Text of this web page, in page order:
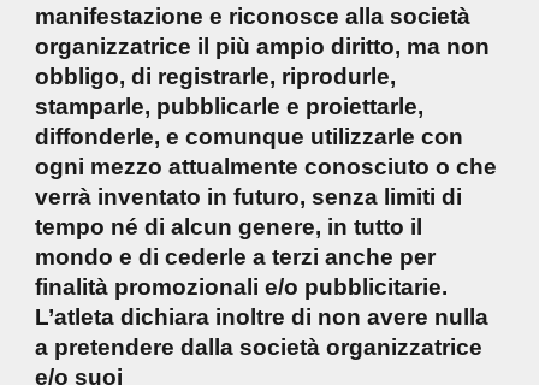
manifestazione e riconosce alla società
organizzatrice il più ampio diritto, ma non
obbligo, di registrarle, riprodurle,
stamparle, pubblicarle e proiettarle,
diffonderle, e comunque utilizzarle con
ogni mezzo attualmente conosciuto o che
verrà inventato in futuro, senza limiti di
tempo né di alcun genere, in tutto il
mondo e di cederle a terzi anche per
finalità promozionali e/o pubblicitarie.
L’atleta dichiara inoltre di non avere nulla
a pretendere dalla società organizzatrice
e/o suoi